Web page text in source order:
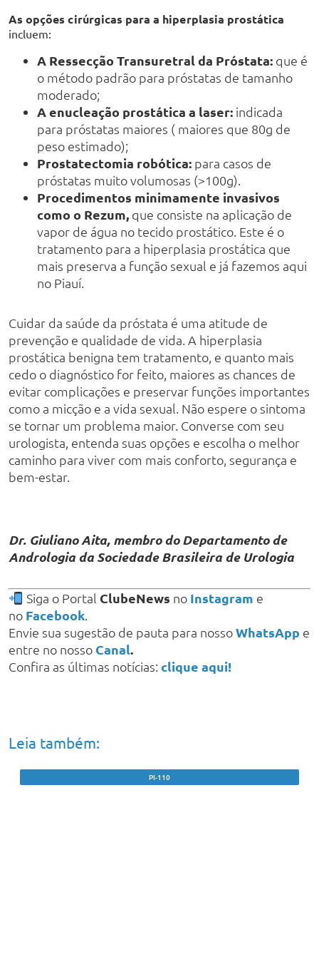
As opções cirúrgicas para a hiperplasia prostática
incluem:
A Ressecção Transuretral da Próstata: que é
o método padrão para próstatas de tamanho
moderado;
A enucleação prostática a laser: indicada
para próstatas maiores ( maiores que 80g de
peso estimado);
Prostatectomia robótica: para casos de
próstatas muito volumosas (>100g).
Procedimentos minimamente invasivos
como o Rezum, que consiste na aplicação de
vapor de água no tecido prostático. Este é o
tratamento para a hiperplasia prostática que
mais preserva a função sexual e já fazemos aqui
no Piauí.
Cuidar da saúde da próstata é uma atitude de
prevenção e qualidade de vida. A hiperplasia
prostática benigna tem tratamento, e quanto mais
cedo o diagnóstico for feito, maiores as chances de
evitar complicações e preservar funções importantes
como a micção e a vida sexual. Não espere o sintoma
se tornar um problema maior. Converse com seu
urologista, entenda suas opções e escolha o melhor
caminho para viver com mais conforto, segurança e
bem-estar.
Dr. Giuliano Aita, membro do Departamento de
Andrologia da Sociedade Brasileira de Urologia
Siga o Portal ClubeNews no Instagram e
no Facebook.
Envie sua sugestão de pauta para nossoWhatsApp e
entre no nosso Canal.
Confira as últimas notícias: clique aqui!
Leia também:
PI-110